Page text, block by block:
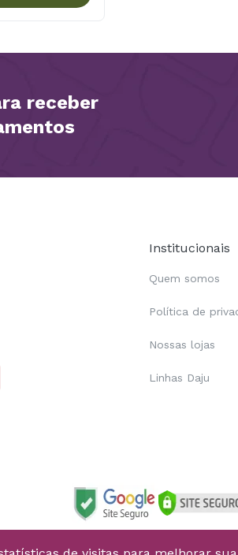
receber
Institucionais
Quem somos
Política de
Nossas lojas
Linhas Daju